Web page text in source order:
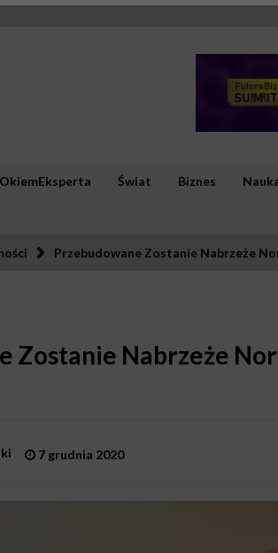
Świat Biznes
Przebudowane Zostanie Nabrzeże
Zostanie Nabrzeże
7 grudnia 2020